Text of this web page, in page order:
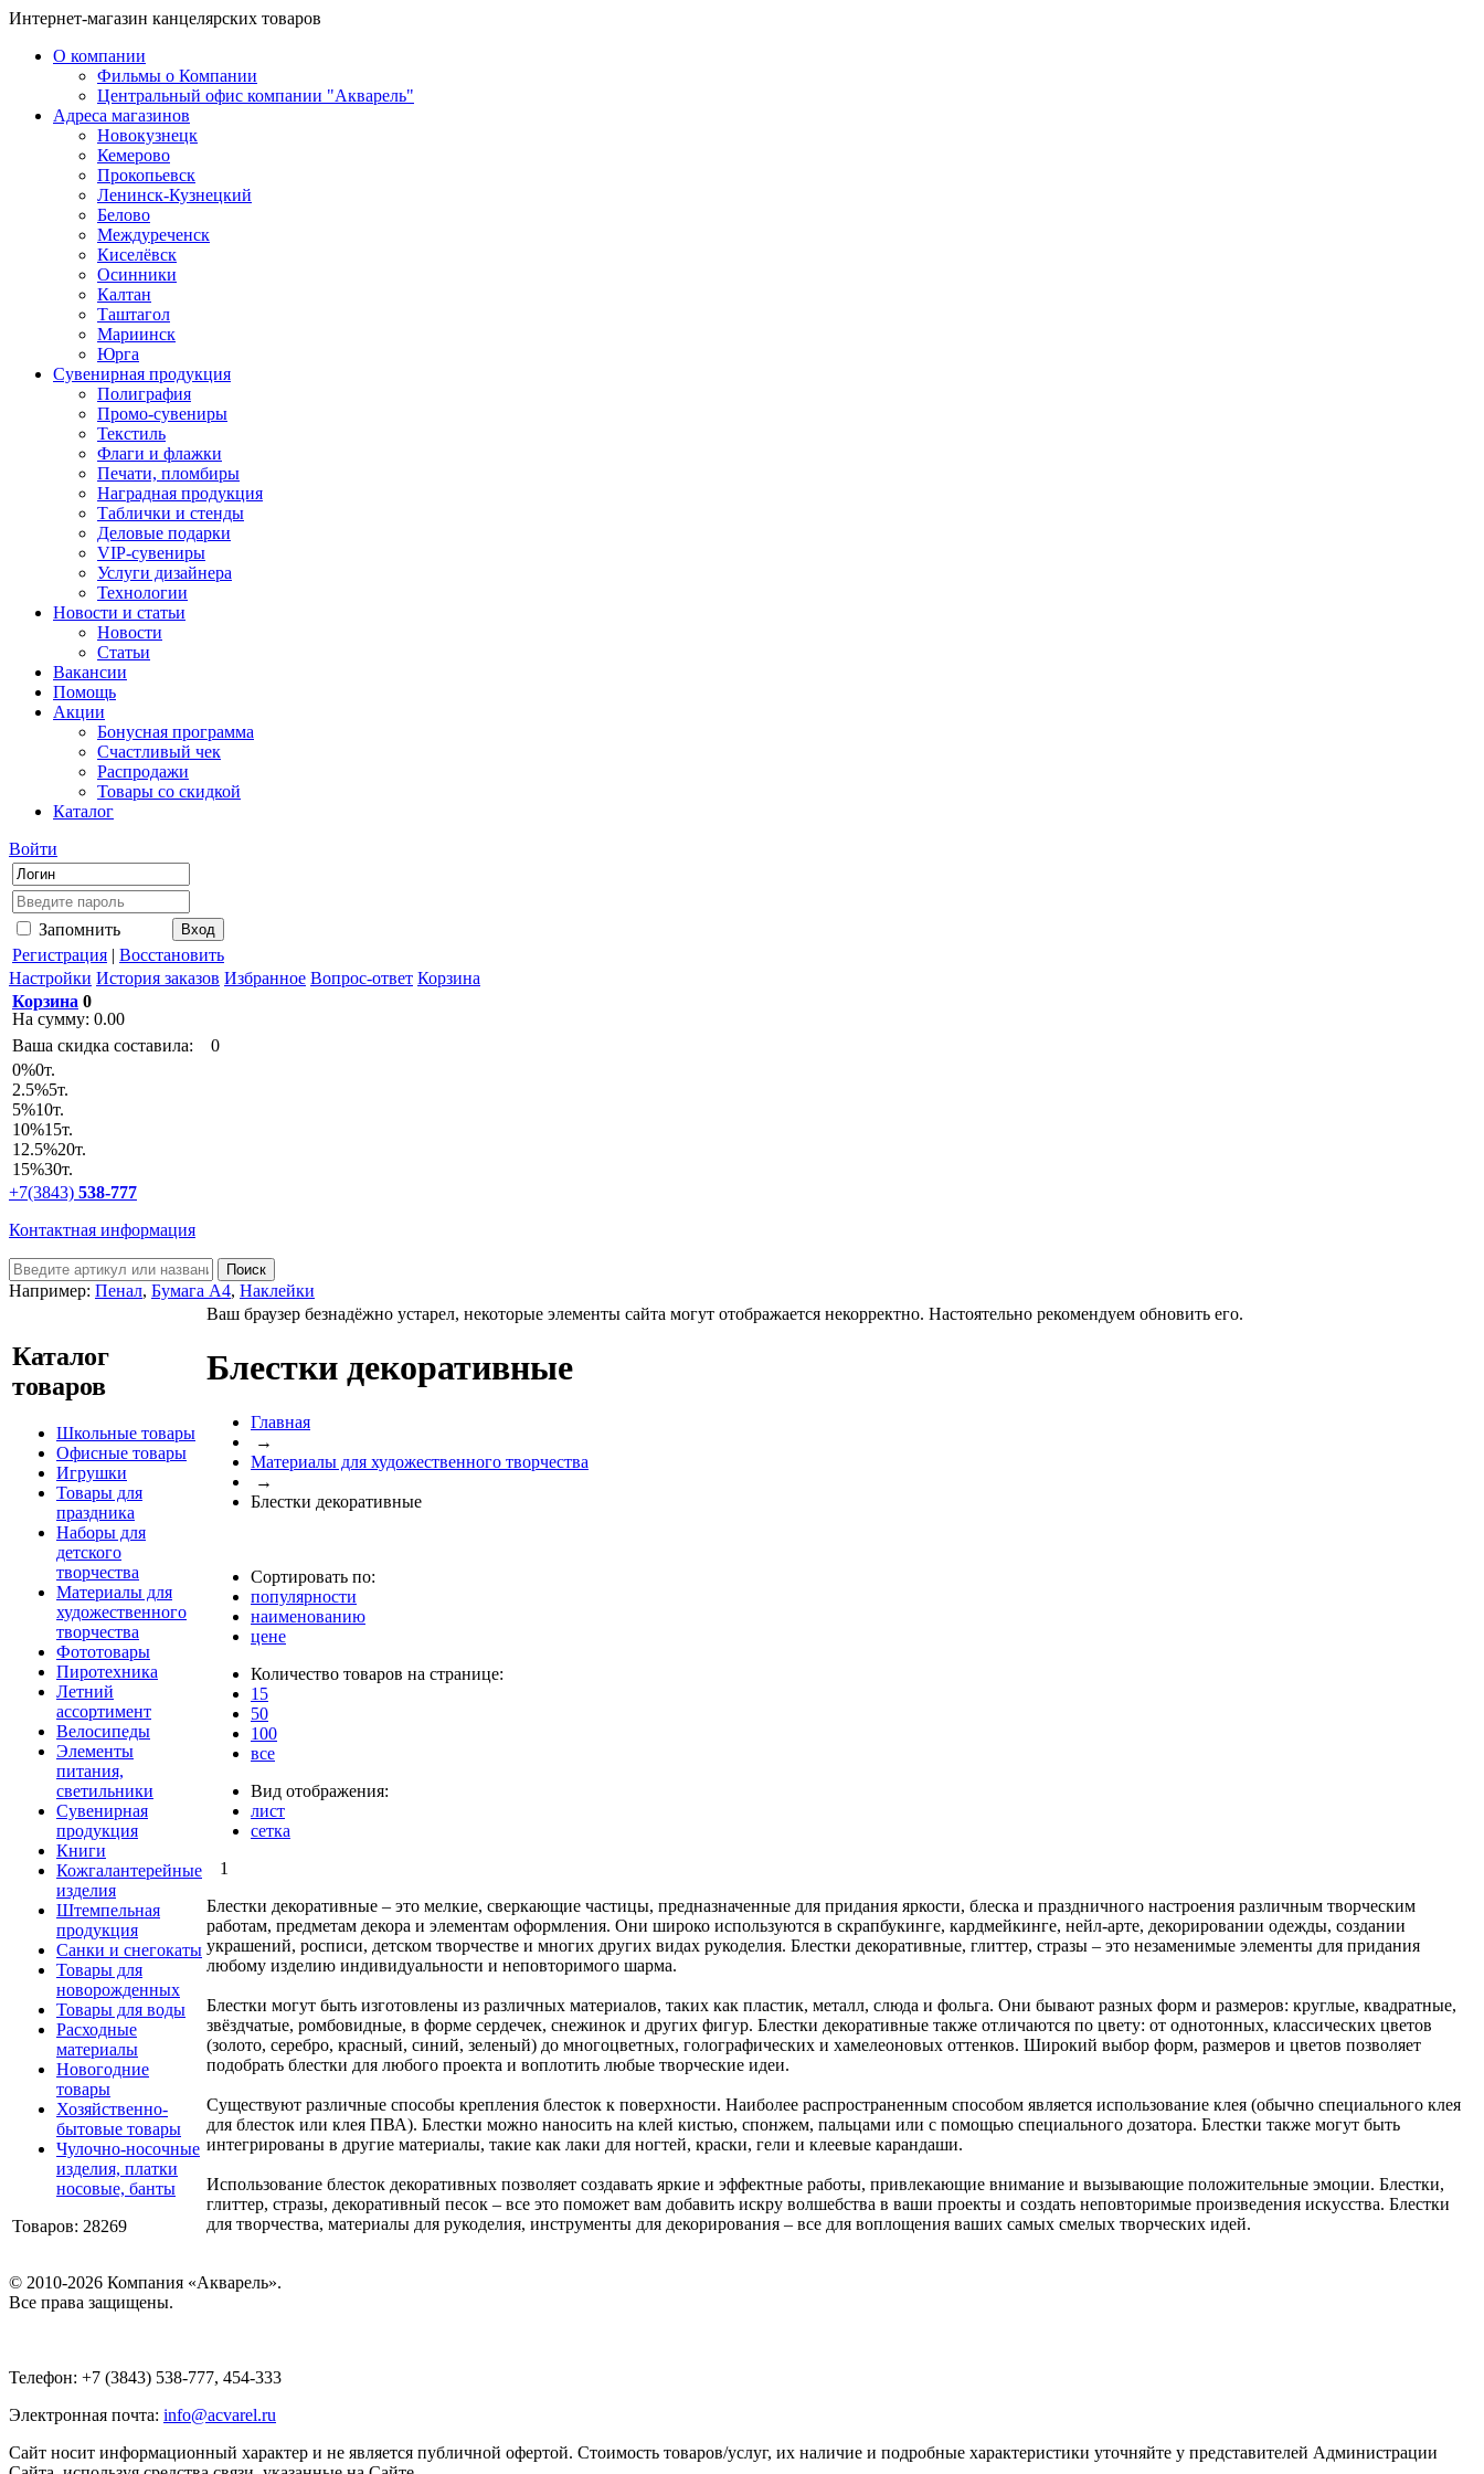
Интернет-магазин канцелярских товаров
О компании
Фильмы о Компании
Центральный офис компании "Акварель"
Адреса магазинов
Новокузнецк
Кемерово
Прокопьевск
Ленинск-Кузнецкий
Белово
Междуреченск
Киселёвск
Осинники
Калтан
Таштагол
Мариинск
Юрга
Сувенирная продукция
Полиграфия
Промо-сувениры
Текстиль
Флаги и флажки
Печати, пломбиры
Наградная продукция
Таблички и стенды
Деловые подарки
VIP-сувениры
Услуги дизайнера
Технологии
Новости и статьи
Новости
Статьи
Вакансии
Помощь
Акции
Бонусная программа
Счастливый чек
Распродажи
Товары со скидкой
Каталог
Войти
Запомнить
Регистрация | Восстановить
Настройки История заказов Избранное Вопрос-ответ Корзина
Корзина 0
На сумму: 0.00
Ваша скидка составила:
0
0%0т.
2.5%5т.
5%10т.
10%15т.
12.5%20т.
15%30т.
+7(3843) 538-777
Контактная информация
Например: Пенал, Бумага А4, Наклейки
Каталог
товаров
Школьные товары
Офисные товары
Игрушки
Товары для
праздника
Наборы для
детского
творчества
Материалы для
художественного
творчества
Фототовары
Пиротехника
Летний
ассортимент
Велосипеды
Элементы
питания,
светильники
Сувенирная
продукция
Книги
Кожгалантерейные
изделия
Штемпельная
продукция
Санки и снегокаты
Товары для
новорожденных
Товары для воды
Расходные
материалы
Новогодние
товары
Хозяйственно-
бытовые товары
Чулочно-носочные
изделия, платки
носовые, банты
Товаров: 28269
Ваш браузер безнадёжно устарел, некоторые элементы сайта могут отображается некорректно. Настоятельно рекомендуем обновить его.
Блестки декоративные
Главная
→
Материалы для художественного творчества
→
Блестки декоративные
Сортировать по:
популярности
наименованию
цене
Количество товаров на странице:
15
50
100
все
Вид отображения:
лист
сетка
1
Блестки декоративные – это мелкие, сверкающие частицы, предназначенные для придания яркости, блеска и праздничного настроения различным творческим
работам, предметам декора и элементам оформления. Они широко используются в скрапбукинге, кардмейкинге, нейл-арте, декорировании одежды, создании
украшений, росписи, детском творчестве и многих других видах рукоделия. Блестки декоративные, глиттер, стразы – это незаменимые элементы для придания
любому изделию индивидуальности и неповторимого шарма.
Блестки могут быть изготовлены из различных материалов, таких как пластик, металл, слюда и фольга. Они бывают разных форм и размеров: круглые, квадратные,
звёздчатые, ромбовидные, в форме сердечек, снежинок и других фигур. Блестки декоративные также отличаются по цвету: от однотонных, классических цветов
(золото, серебро, красный, синий, зеленый) до многоцветных, голографических и хамелеоновых оттенков. Широкий выбор форм, размеров и цветов позволяет
подобрать блестки для любого проекта и воплотить любые творческие идеи.
Существуют различные способы крепления блесток к поверхности. Наиболее распространенным способом является использование клея (обычно специального клея
для блесток или клея ПВА). Блестки можно наносить на клей кистью, спонжем, пальцами или с помощью специального дозатора. Блестки также могут быть
интегрированы в другие материалы, такие как лаки для ногтей, краски, гели и клеевые карандаши.
Использование блесток декоративных позволяет создавать яркие и эффектные работы, привлекающие внимание и вызывающие положительные эмоции. Блестки,
глиттер, стразы, декоративный песок – все это поможет вам добавить искру волшебства в ваши проекты и создать неповторимые произведения искусства. Блестки
для творчества, материалы для рукоделия, инструменты для декорирования – все для воплощения ваших самых смелых творческих идей.
© 2010-2026 Компания «Акварель».
Все права защищены.
Телефон: +7 (3843) 538-777, 454-333
Электронная почта: info@acvarel.ru
Сайт носит информационный характер и не является публичной офертой. Стоимость товаров/услуг, их наличие и подробные характеристики уточняйте у представителей Администрации